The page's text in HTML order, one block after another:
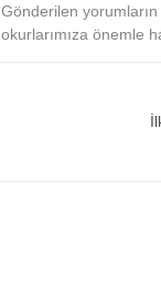
Gönderilen
okurlarımıza önemle